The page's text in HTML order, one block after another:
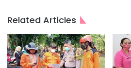
Related Articles